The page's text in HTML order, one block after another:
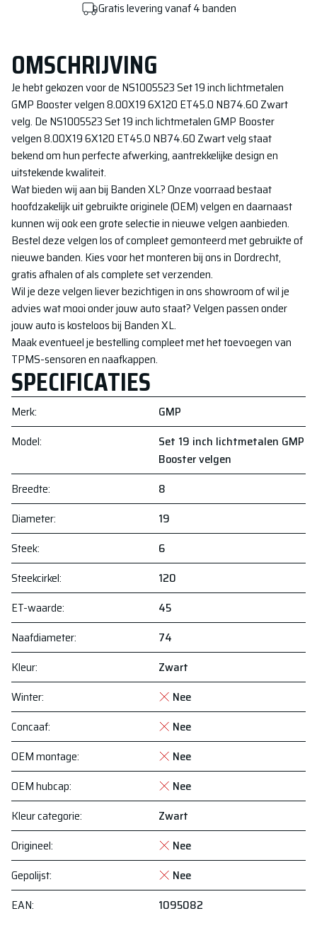
Gratis levering vanaf 4 banden
OMSCHRIJVING
Je hebt gekozen voor de NS1005523 Set 19 inch lichtmetalen
GMP Booster velgen 8.00X19 6X120 ET45.0 NB74.60 Zwart
velg. De NS1005523 Set 19 inch lichtmetalen GMP Booster
velgen 8.00X19 6X120 ET45.0 NB74.60 Zwartvelg staat
bekend om hun perfecte afwerking, aantrekkelijke design en
uitstekende kwaliteit.
Wat bieden wij aan bij Banden XL? Onze voorraad bestaat
hoofdzakelijk uit gebruikte originele (OEM) velgen en daarnaast
kunnen wij ook een grote selectie in nieuwe velgen aanbieden.
Bestel deze velgen los of compleet gemonteerd met gebruikte of
nieuwe banden. Kies voor het monteren bij ons in Dordrecht,
gratis afhalen of als complete set verzenden.
Wil je deze velgen liever bezichtigen in ons showroom of wil je
advies wat mooi onder jouw auto staat? Velgen passen onder
jouw auto is kosteloos bij Banden XL.
Maak eventueel je bestelling compleet met het toevoegen van
TPMS-sensoren en naafkappen.
SPECIFICATIES
Merk:
GMP
Model:
Set 19 inch lichtmetalen GMP
Booster velgen
Breedte:
8
Diameter:
19
Steek:
6
Steekcirkel:
120
ET-waarde:
45
Naafdiameter:
74
Kleur:
Zwart
Winter:
Nee
Concaaf:
Nee
OEM montage:
Nee
OEM hubcap:
Nee
Kleur categorie:
Zwart
Origineel:
Nee
Gepolijst:
Nee
EAN: 1095082